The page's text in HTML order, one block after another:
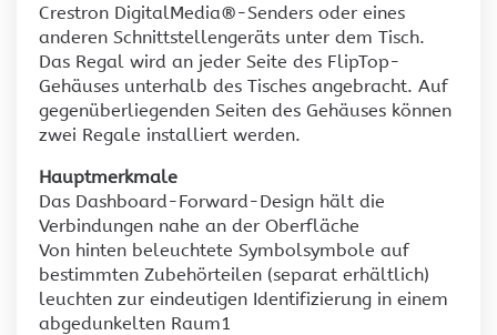
Crestron DigitalMedia®-Senders oder eines
anderen Schnittstellengeräts unter dem Tisch.
Das Regal wird an jeder Seite des FlipTop-
Gehäuses unterhalb des Tisches angebracht. Auf
gegenüberliegenden Seiten des Gehäuses können
zwei Regale installiert werden.
Hauptmerkmale
Das Dashboard-Forward-Design hält die
Verbindungen nahe an der Oberfläche
Von hinten beleuchtete Symbolsymbole auf
bestimmten Zubehörteilen (separat erhältlich)
leuchten zur eindeutigen Identifizierung in einem
abgedunkelten Raum1